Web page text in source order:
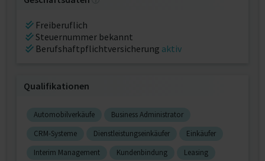
Freiberuflich
Steuernummer bekannt
Berufshaftpflichtversicherung aktiv
Qualifikationen
Automobilverkäufe
Business Administrator
CRM-Systeme
Dienstleistungseinkäufer
Einkäufer
Interim Management
Kundenbindung
Leasing